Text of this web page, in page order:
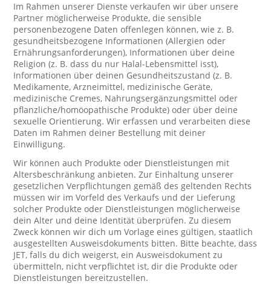
Im Rahmen unserer Dienste verkaufen wir über unsere
Partner möglicherweise Produkte, die sensible
personenbezogene Daten offenlegen können, wie z. B.
gesundheitsbezogene Informationen (Allergien oder
Ernährungsanforderungen), Informationen über deine
Religion (z. B. dass du nur Halal-Lebensmittel isst),
Informationen über deinen Gesundheitszustand (z. B.
Medikamente, Arzneimittel, medizinische Geräte,
medizinische Cremes, Nahrungsergänzungsmittel oder
pflanzliche/homöopathische Produkte) oder über deine
sexuelle Orientierung. Wir erfassen und verarbeiten diese
Daten im Rahmen deiner Bestellung mit deiner
Einwilligung.
Wir können auch Produkte oder Dienstleistungen mit
Altersbeschränkung anbieten. Zur Einhaltung unserer
gesetzlichen Verpflichtungen gemäß des geltenden Rechts
müssen wir im Vorfeld des Verkaufs und der Lieferung
solcher Produkte oder Dienstleistungen möglicherweise
dein Alter und deine Identität überprüfen. Zu diesem
Zweck können wir dich um Vorlage eines gültigen, staatlich
ausgestellten Ausweisdokuments bitten. Bitte beachte, dass
JET, falls du dich weigerst, ein Ausweisdokument zu
übermitteln, nicht verpflichtet ist, dir die Produkte oder
Dienstleistungen bereitzustellen.